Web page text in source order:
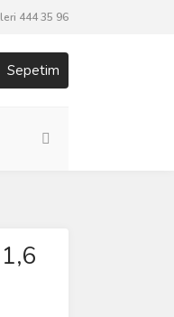
444 35 96
Sepetim